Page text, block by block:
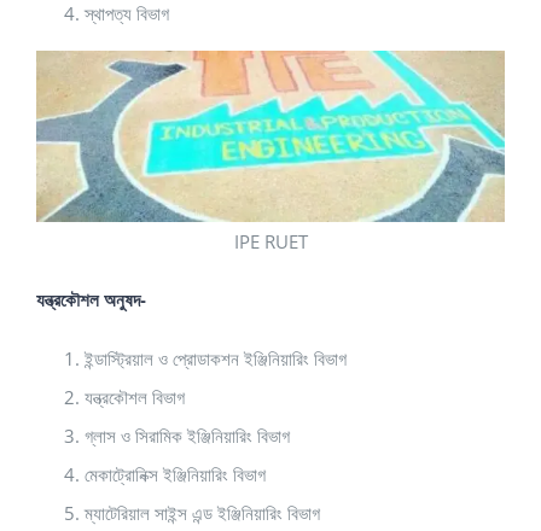
স্থাপত্য বিভাগ
IPE RUET
যন্ত্রকৌশল অনুষদ-
ইন্ডাস্ট্রিয়াল ও প্রোডাকশন ইঞ্জিনিয়ারিং বিভাগ
যন্ত্রকৌশল বিভাগ
গ্লাস ও সিরামিক ইঞ্জিনিয়ারিং বিভাগ
মেকাট্রোনিক্স ইঞ্জিনিয়ারিং বিভাগ
ম্যাটেরিয়াল সাইন্স এন্ড ইঞ্জিনিয়ারিং বিভাগ